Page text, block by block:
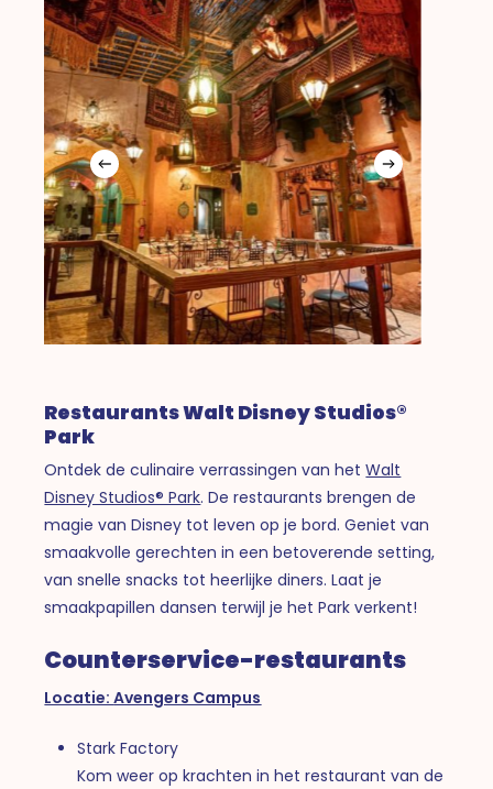
Restaurants Walt Disney Studios®
Park
Ontdek de culinaire verrassingen van hetWalt
Disney Studios® Park. De restaurants brengen de
magie van Disney tot leven op je bord. Geniet van
smaakvolle gerechten in een betoverende setting,
van snelle snacks tot heerlijke diners. Laat je
smaakpapillen dansen terwijl je het Park verkent!
Counterservice-restaurants
Locatie:Avengers Campus
Stark Factory
Kom weer op krachten in het restaurant van de